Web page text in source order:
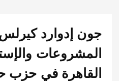
إدوارد كيرلس
والإستثمار
في حزب حماة